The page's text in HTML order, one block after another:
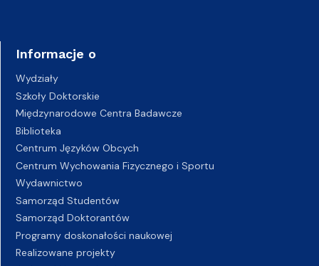
Informacje o
Wydziały
Szkoły Doktorskie
Międzynarodowe Centra Badawcze
Biblioteka
Centrum Języków Obcych
Centrum Wychowania Fizycznego i Sportu
Wydawnictwo
Samorząd Studentów
Samorząd Doktorantów
Programy doskonałości naukowej
Realizowane projekty